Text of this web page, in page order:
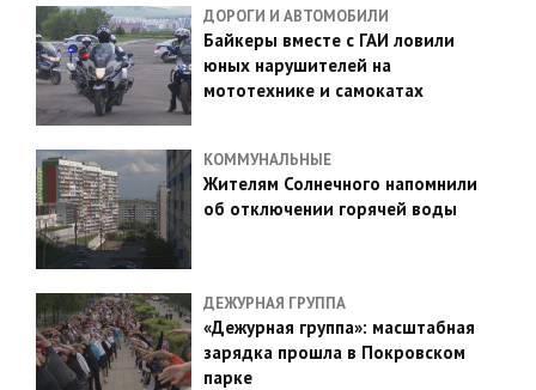
ДОРОГИ И АВТОМОБИЛИ
Байкеры вместе с ГАИ ловили
юных нарушителей на
мототехнике и самокатах
КОММУНАЛЬНЫЕ
Жителям Солнечного напомнили
об отключении горячей воды
ДЕЖУРНАЯ ГРУППА
«Дежурная группа»: масштабная
зарядка прошла в Покровском
парке